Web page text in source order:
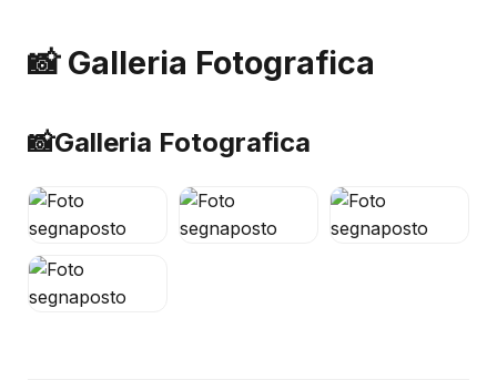
📸 Galleria Fotografica
📸Galleria Fotografica